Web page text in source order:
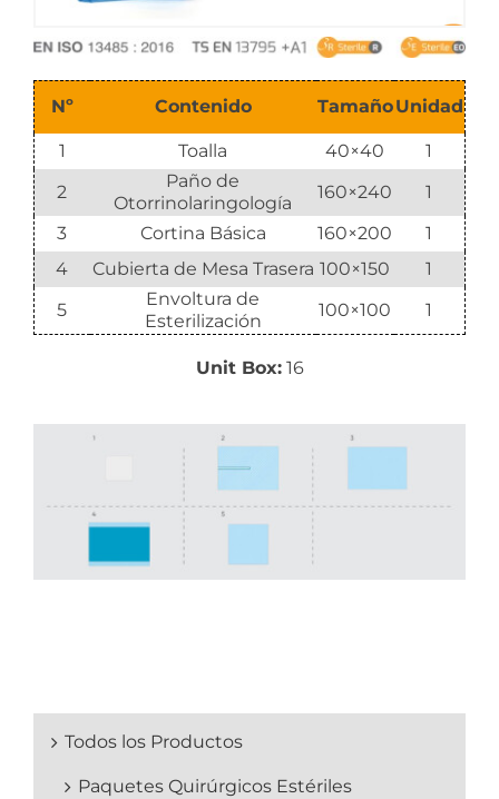
Nº Contenido TamañoUnidad
1 Toalla 40×40
1
2
Paño de
Otorrinolaringología
160×240
1
3
Cortina Básica 160×200
1
4
Cubierta de Mesa Trasera 100×150
1
5
Envoltura de
Esterilización
100×100 1
Unit Box:16
Todos los Productos
Paquetes Quirúrgicos Estériles